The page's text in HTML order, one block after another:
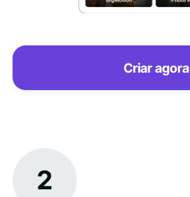
Criar agora
2